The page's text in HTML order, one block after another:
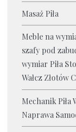
Masaż Piła
Meble na
szafy pod
wymiar Piła
Wałcz Złotów
Mechanik Piła
Naprawa